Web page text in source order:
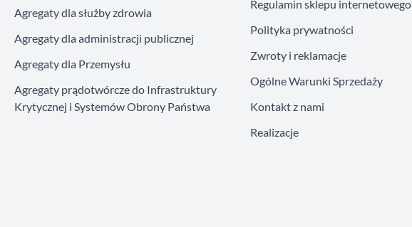
Agregaty dla służby zdrowia
Agregaty dla administracji publicznej
Agregaty dla Przemysłu
Agregaty prądotwórcze do Infrastruktury
Krytycznej i Systemów Obrony Państwa
Regulamin sklepu internetowego
Polityka prywatności
Zwroty i reklamacje
Ogólne Warunki Sprzedaży
Kontakt z nami
Realizacje